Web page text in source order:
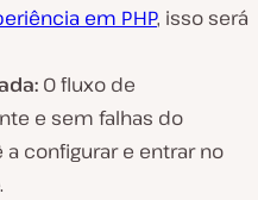
em PHP, isso será
O fluxo de
e sem falhas do
a configurar e entrar no